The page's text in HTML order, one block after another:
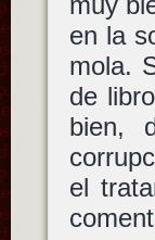
en la
mola.
de
bien,
el